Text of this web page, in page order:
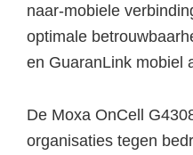
naar-mobiele
optimale
en GuaranLink mobiel
De Moxa OnCell
organisaties tegen